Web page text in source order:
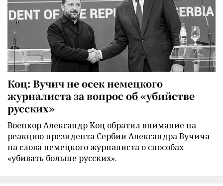
Коц: Вучич не осек немецкого
журналиста за вопрос об «убийстве
русских»
Военкор Александр Коц обратил внимание на
реакцию президента Сербии Александра Вучича
на слова немецкого журналиста о способах
«убивать больше русских».